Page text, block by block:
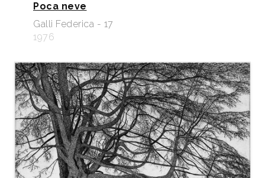
Poca neve
Galli Federica - 17
1976